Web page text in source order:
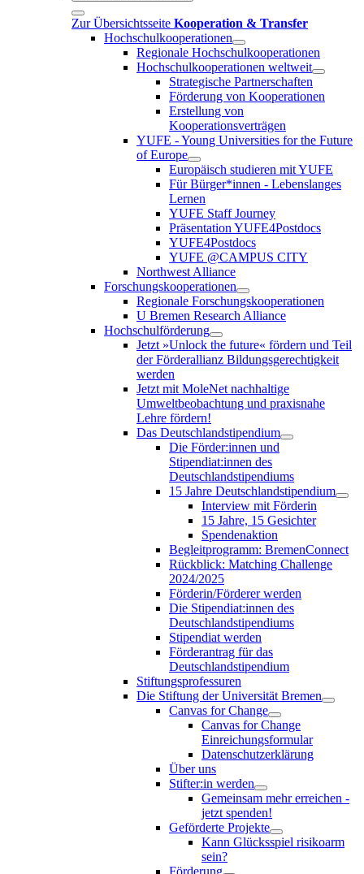
Zur Übersichtsseite Kooperation & Transfer
Hochschulkooperationen
Regionale Hochschulkooperationen
Hochschulkooperationen weltweit
Strategische Partnerschaften
Förderung von Kooperationen
Erstellung von
Kooperationsverträgen
YUFE - Young Universities for the Future
of Europe
Europäisch studieren mit YUFE
Für Bürger*innen - Lebenslanges
Lernen
YUFE Staff Journey
Präsentation YUFE4Postdocs
YUFE4Postdocs
YUFE @CAMPUS CITY
Northwest Alliance
Forschungskooperationen
Regionale Forschungskooperationen
U Bremen Research Alliance
Hochschulförderung
Jetzt »Unlock the future« fördern und Teil
der Förderallianz Bildungsgerechtigkeit
werden
Jetzt mit MoleNet nachhaltige
Umweltbeobachtung und praxisnahe
Lehre fördern!
Das Deutschlandstipendium
Die Förder:innen und
Stipendiat:innen des
Deutschlandstipendiums
15 Jahre Deutschlandstipendium
Interview mit Förderin
15 Jahre, 15 Gesichter
Spendenaktion
Begleitprogramm: BremenConnect
Rückblick: Matching Challenge
2024/2025
Förderin/Förderer werden
Die Stipendiat:innen des
Deutschlandstipendiums
Stipendiat werden
Förderantrag für das
Deutschlandstipendium
Stiftungsprofessuren
Die Stiftung der Universität Bremen
Canvas for Change
Canvas for Change
Einreichungsformular
Datenschutzerklärung
Über uns
Stifter:in werden
Gemeinsam mehr erreichen -
jetzt spenden!
Geförderte Projekte
Kann Glücksspiel risikoarm
sein?
Förderung